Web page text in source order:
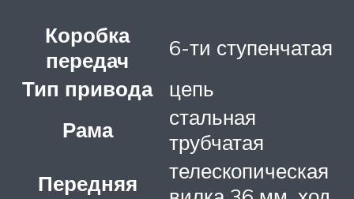
Коробка
передач
6-ти ступенчатая
Тип привода
цепь
Рама
стальная
трубчатая
Передняя
телескопическая